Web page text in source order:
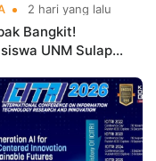
2 hari yang lalu
Bangkit!
UNM Sulap
dan Laris